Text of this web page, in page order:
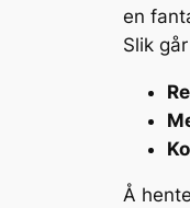
en
Slik
Å